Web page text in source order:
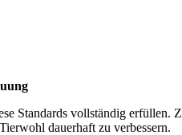
Standards vollständig erfüllen.
dauerhaft zu verbessern.